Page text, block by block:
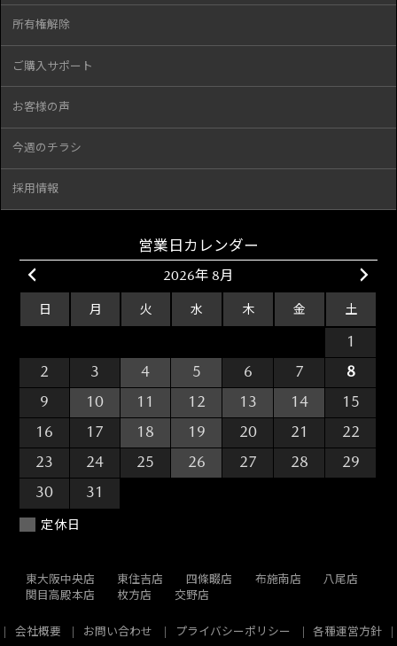
所有権解除
ご購入サポート
お客様の声
今週のチラシ
採用情報
営業日カレンダー
2026年 8月
日 月 火 水 木 金 土
1
2
3 4 5 6 7
8
9
10 11 12 13 14
15
16
17 18 19 20 21
22
23
24 25 26 27 28
29
30
31
定休日
東大阪中央店 東住吉店 四條畷店 布施南店
八尾店
関目高殿本店
枚方店 交野店
会社概要 お問い合わせ プライバシーポリシー 各種運営方針